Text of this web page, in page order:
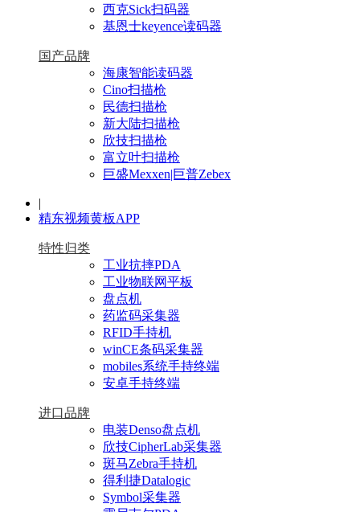
西克Sick扫码器
基恩士keyence读码器
国产品牌
海康智能读码器
Cino扫描枪
民德扫描枪
新大陆扫描枪
欣技扫描枪
富立叶扫描枪
巨盛Mexxen|巨普Zebex
|
精东视频黄板APP
特性归类
工业抗摔PDA
工业物联网平板
盘点机
药监码采集器
RFID手持机
winCE条码采集器
mobiles系统手持终端
安卓手持终端
进口品牌
电装Denso盘点机
欣技CipherLab采集器
斑马Zebra手持机
得利捷Datalogic
Symbol采集器